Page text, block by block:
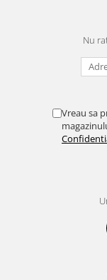
Nu
Vreau sa